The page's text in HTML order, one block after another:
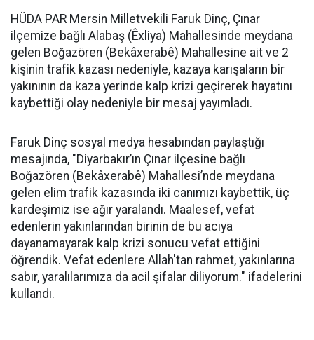
HÜDA PAR Mersin Milletvekili Faruk Dinç, Çınar
ilçemize bağlı Alabaş (Êxliya) Mahallesinde meydana
gelen Boğazören (Bekâxerabê) Mahallesine ait ve 2
kişinin trafik kazası nedeniyle, kazaya karışaların bir
yakınının da kaza yerinde kalp krizi geçirerek hayatını
kaybettiği olay nedeniyle bir mesaj yayımladı.
Faruk Dinç sosyal medya hesabından paylaştığı
mesajında, "Diyarbakır’ın Çınar ilçesine bağlı
Boğazören (Bekâxerabê) Mahallesi’nde meydana
gelen elim trafik kazasında iki canımızı kaybettik, üç
kardeşimiz ise ağır yaralandı. Maalesef, vefat
edenlerin yakınlarından birinin de bu acıya
dayanamayarak kalp krizi sonucu vefat ettiğini
öğrendik. Vefat edenlere Allah'tan rahmet, yakınlarına
sabır, yaralılarımıza da acil şifalar diliyorum." ifadelerini
kullandı.